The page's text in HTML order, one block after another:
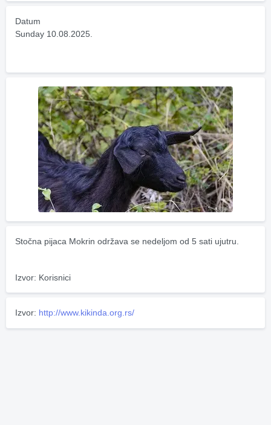
Datum
Sunday 10.08.2025.
Stočna pijaca Mokrin održava se nedeljom od 5 sati ujutru.
Izvor: Korisnici
Izvor: http://www.kikinda.org.rs/